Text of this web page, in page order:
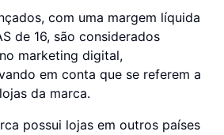
com uma margem líquida
de 16, são considerados
marketing digital,
em conta que se referem a
da marca.
possui lojas em outros países